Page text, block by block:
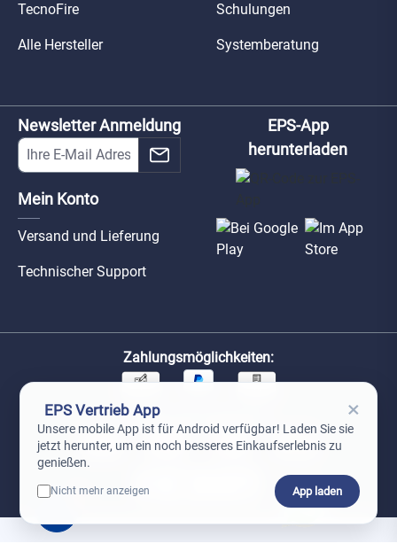
TecnoFire
Alle Hersteller
Schulungen
Systemberatung
Newsletter Anmeldung
Mein Konto
Versand und Lieferung
Technischer Support
EPS-App
herunterladen
Zahlungsmöglichkeiten:
Unsere Versandpartner:
EPS Vertrieb App ×
Unsere mobile App ist für Android verfügbar! Laden Sie sie
jetzt herunter, um ein noch besseres Einkaufserlebnis zu
genießen.
Nicht mehr anzeigen App laden